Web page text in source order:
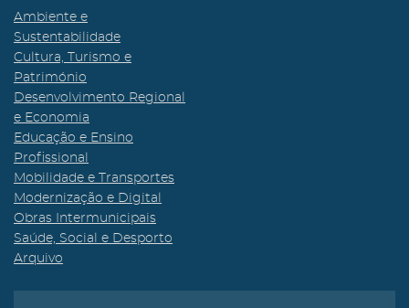
Ambiente e
Sustentabilidade
Cultura, Turismo e
Património
Desenvolvimento Regional
e Economia
Educação e Ensino
Profissional
Mobilidade e Transportes
Modernização e Digital
Obras Intermunicipais
Saúde, Social e Desporto
Arquivo